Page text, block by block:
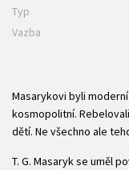
Typ
Vazba
Masarykovi byli
kosmopolitní.
dětí. Ne všechno ale
T. G. Masaryk se uměl